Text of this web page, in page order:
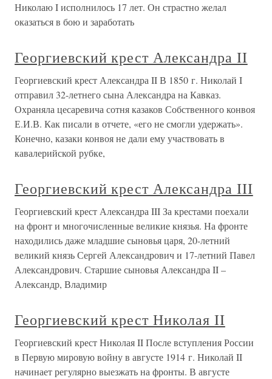
Николаю I исполнилось 17 лет. Он страстно желал
оказаться в бою и заработать
Георгиевский крест Александра II
Георгиевский крест Александра II В 1850 г. Николай I
отправил 32-летнего сына Александра на Кавказ.
Охраняла цесаревича сотня казаков Собственного конвоя
Е.И.В. Как писали в отчете, «его не смогли удержать».
Конечно, казаки конвоя не дали ему участвовать в
кавалерийской рубке,
Георгиевский крест Александра III
Георгиевский крест Александра III За крестами поехали
на фронт и многочисленные великие князья. На фронте
находились даже младшие сыновья царя, 20-летний
великий князь Сергей Александрович и 17-летний Павел
Александрович. Старшие сыновья Александра II –
Александр, Владимир
Георгиевский крест Николая II
Георгиевский крест Николая II После вступления России
в Первую мировую войну в августе 1914 г. Николай II
начинает регулярно выезжать на фронты. В августе